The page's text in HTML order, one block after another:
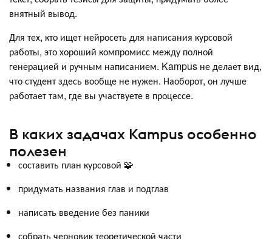
внятный вывод.
Для тех, кто ищет нейросеть для написания курсовой
работы, это хороший компромисс между полной
генерацией и ручным написанием. Kampus не делает вид,
что студент здесь вообще не нужен. Наоборот, он лучше
работает там, где вы участвуете в процессе.
В каких задачах Kampus особенно
полезен
составить план курсовой 🧩
придумать названия глав и подглав
написать введение без паники
собрать черновик теоретической части